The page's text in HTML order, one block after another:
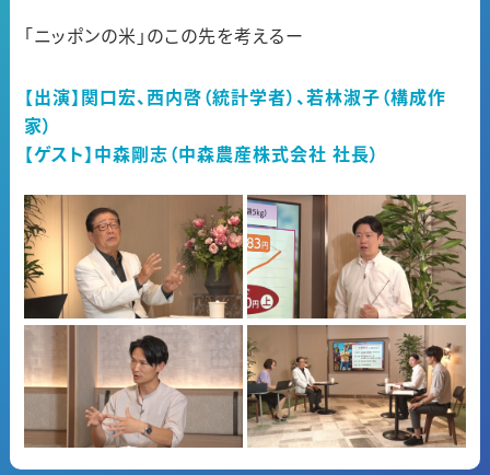
「ニッポンの米」のこの先を考えるー
【出演】関口宏、西内啓（統計学者）、若林淑子（構成作
家）
【ゲスト】中森剛志（中森農産株式会社 社長）